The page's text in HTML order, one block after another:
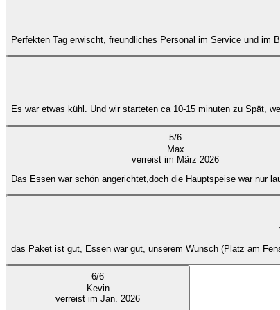
Perfekten Tag erwischt, freundliches Personal im Service und im
Es war etwas kühl. Und wir starteten ca 10-15 minuten zu Spät,
5/6
Max
verreist im März 2026
Das Essen war schön angerichtet,doch die Hauptspeise war nur
das Paket ist gut, Essen war gut, unserem Wunsch (Platz am
6/6
Kevin
verreist im Jan. 2026